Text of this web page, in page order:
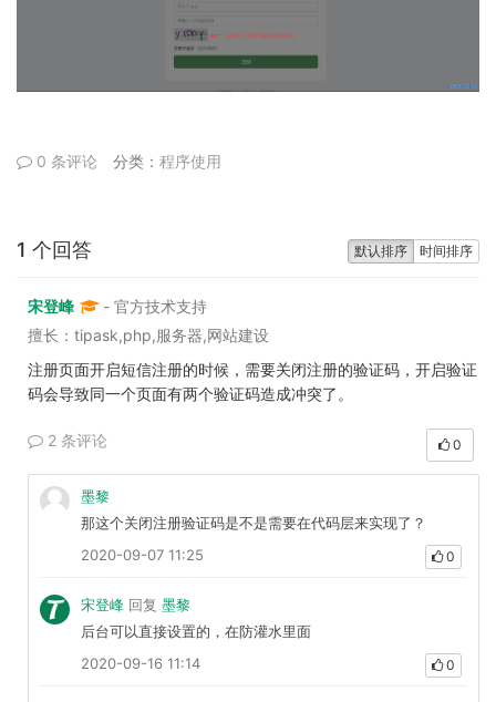
0 条评论 分类： 程序使用
默认排序 时间排序
1 个回答
宋登峰
- 官方技术支持
擅长：tipask,php,服务器,网站建设
注册页面开启短信注册的时候，需要关闭注册的验证码，开启验证
码会导致同一个页面有两个验证码造成冲突了。
2 条评论 0
墨黎
那这个关闭注册验证码是不是需要在代码层来实现了？
2020-09-07 11:25
0
宋登峰 回复 墨黎
后台可以直接设置的，在防灌水里面
2020-09-16 11:14
0